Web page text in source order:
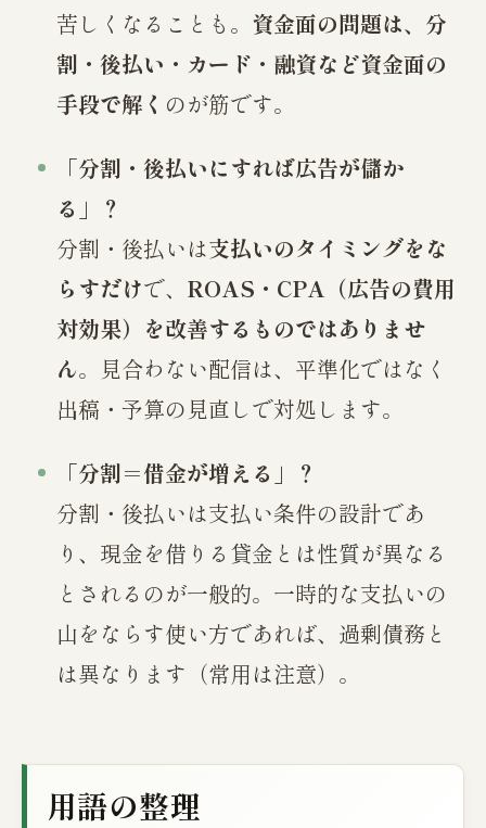
苦しくなることも。 資金面の問題は、分
割・後払い・カード・融資など資金面の
手段で解く のが筋です。
「分割・後払いにすれば広告が儲か
る」？
分割・後払いは支払いのタイミングをな
らすだけで、 ROAS・CPA（広告の費用
対効果）を改善するものではありませ
ん。見合わない配信は、平準化ではなく
出稿・予算の見直しで対処します。
「分割＝借金が増える」？
分割・後払いは支払い条件の設計であ
り、現金を借りる貸金とは性質が異なる
とされるのが一般的。一時的な支払いの
山をならす使い方であれば、過剰債務と
は異なります（常用は注意）。
用語の整理